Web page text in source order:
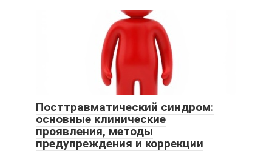
Посттравматический синдром:
основные клинические
проявления, методы
предупреждения и коррекции